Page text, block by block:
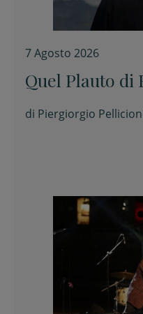
7 Agosto 2026
Quel Plauto di
di Piergiorgio